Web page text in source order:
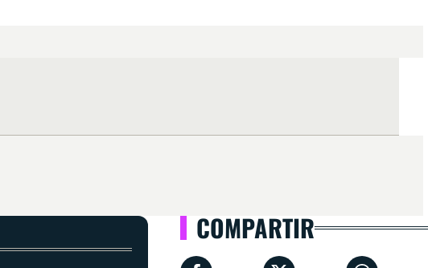
COMPARTIR